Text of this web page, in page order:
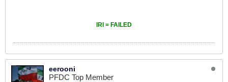
IRI = FAILED
eerooni
PFDC Top Member